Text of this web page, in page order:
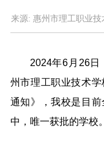
来源: 惠州市理工职业技
2024年6月26日
州市理工职业技术
通知》，我校是目
中，唯一获批的学校。